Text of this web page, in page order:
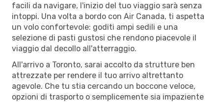
facili da navigare, l'inizio del tuo viaggio sarà senza
intoppi. Una volta a bordo con Air Canada, ti aspetta
un volo confortevole: goditi ampi sedili e una
selezione di pasti gustosi che rendono piacevole il
viaggio dal decollo all'atterraggio.
All'arrivo a Toronto, sarai accolto da strutture ben
attrezzate per rendere il tuo arrivo altrettanto
agevole. Che tu stia cercando un boccone veloce,
opzioni di trasporto o semplicemente sia impaziente